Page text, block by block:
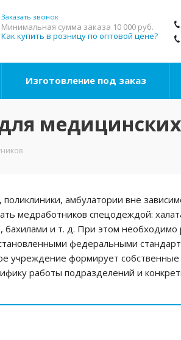
Заказать звонок
Минимальная сумма заказа 10 000 руб.
Как купить в розницу по оптовой цене?
Изготовление под заказ
медицинских
амбулатории вне
медработников спецодеждой:
и т. д. При этом необходимо
федеральными
учреждение формирует собственные
работы подразделений и